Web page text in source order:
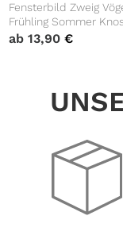
Fensterbild Zweig
Frühling Sommer
weiß schwarz Kontur
ab13,90€